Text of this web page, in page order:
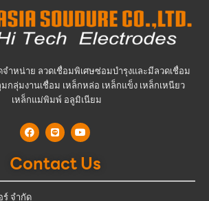
ำหน่าย ลวดเชื่อมพิเศษซ่อมบำรุงและมีลวดเชื่อม
กลุ่มงานเชื่อม เหล็กหล่อ เหล็กแข็ง เหล็กเหนียว
เหล็กแม่พิมพ์ อลูมิเนียม
Contact Us
ร์ จำกัด